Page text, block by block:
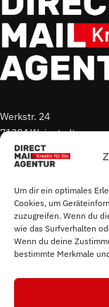
Um dir ein optimales
Cookies, um
zuzugreifen. Wenn du
wie das Surfverhalten
Wenn du deine
bestimmte Merkmale
Werkstr. 24
71384 Weinstadt
T. +49 7151 96 52 300
Impressum
Datenschutz